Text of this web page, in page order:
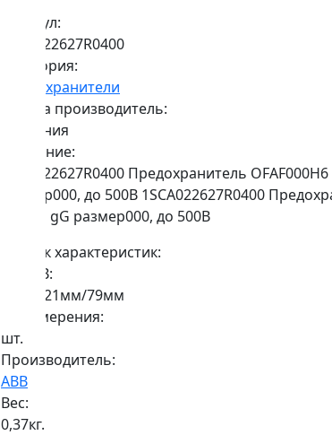
Артикул:
1SCA022627R0400
Категория:
Предохранители
Страна производитель:
Германия
Описание:
1SCA022627R0400 Предохранитель
размер000, до 500В 1SCA022627R0400
6A тип gG размер000, до 500В
Список характеристик:
ДxШxВ:
53мм/21мм/79мм
Ед.Измерения:
шт.
Производитель:
ABB
Вес:
0,37кг.